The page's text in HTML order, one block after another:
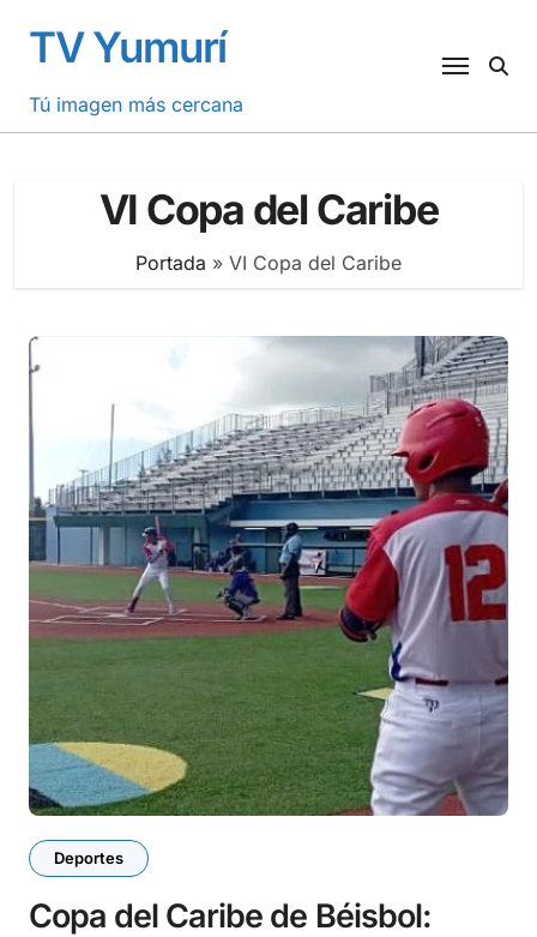
contenido
TV Yumurí
Tú imagen más cercana
VI Copa del Caribe
Portada » VI Copa del Caribe
Deportes
Copa del Caribe de Béisbol: